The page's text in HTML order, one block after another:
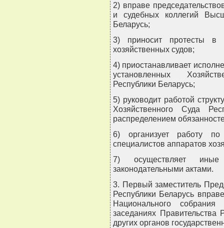
2) вправе
и судебных коллегий
Беларусь;
3) приносит протесты в
хозяйственных судов;
4) приостанавливает
установленных
Республики Беларусь;
5) руководит работой
Хозяйственного Суда
распределением
6) организует работу
специалистов аппаратов
7) осуществляет
законодательными актами.
3. Первый заместитель
Республики Беларусь
Национального
заседаниях Правительства
других органов